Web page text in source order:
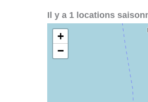
Il y a 1 locations
+
−